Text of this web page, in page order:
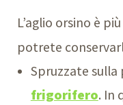
L’aglio orsino è
potrete
Spruzzate sulla
frigorifero. In